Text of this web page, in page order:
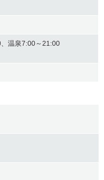
温泉7:00～21:00